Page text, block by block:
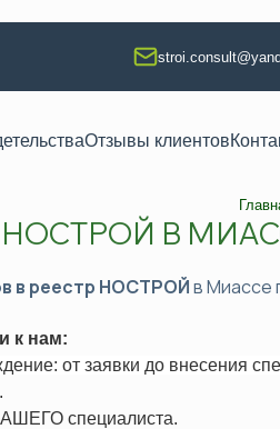
услуги
технологических карт по
электролаборатории
лаборатории
Отзывы клиентов
НОСТРОЙ В
в реестр НОСТРОЙв Миассе
к нам:
от заявки до внесения
специалиста.